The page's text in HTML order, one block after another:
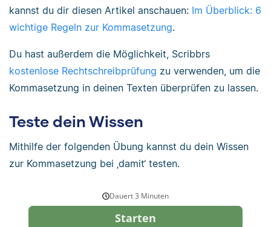
kannst du dir diesen Artikel anschauen: Im Überblick: 6
wichtige Regeln zur Kommasetzung.
Du hast außerdem die Möglichkeit, Scribbrs
kostenlose Rechtschreibprüfung zu verwenden, um die
Kommasetzung in deinen Texten überprüfen zu lassen.
Teste dein Wissen
Mithilfe der folgenden Übung kannst du dein Wissen
zur Kommasetzung bei ‚damit‘ testen.